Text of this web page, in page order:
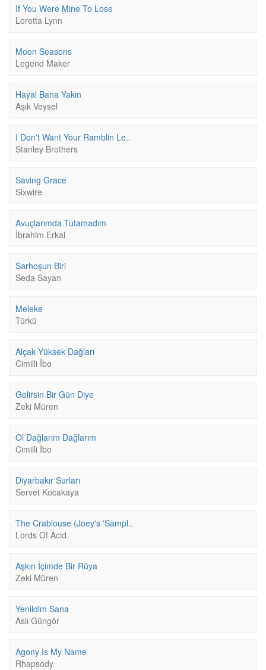
If You Were Mine To Lose
Loretta Lynn
Moon Seasons
Legend Maker
Hayal Bana Yakın
Aşık Veysel
I Don't Want Your Ramblin Le..
Stanley Brothers
Saving Grace
Sixwire
Avuçlarımda Tutamadım
İbrahim Erkal
Sarhoşun Biri
Seda Sayan
Meleke
Türkü
Alçak Yüksek Dağları
Cimilli İbo
Gelirsin Bir Gün Diye
Zeki Müren
Ol Dağlarım Dağlarım
Cimilli İbo
Diyarbakır Surları
Servet Kocakaya
The Crablouse (Joey's 'Sampl..
Lords Of Acid
Aşkın İçimde Bir Rüya
Zeki Müren
Yenildim Sana
Aslı Güngör
Agony Is My Name
Rhapsody